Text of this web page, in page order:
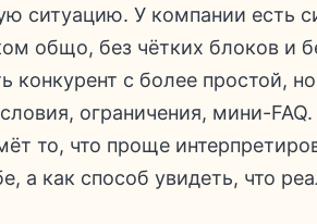
ситуацию. У компании есть
общо, без чётких блоков и
конкурент с более простой,
ограничения, мини-
то, что проще
а как способ увидеть, что